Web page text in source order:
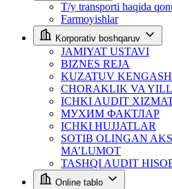
T/y transporti haqida
Farmoyishlar
Korporativ boshqaruv
JAMIYAT USTAVI
BIZNES REJA
KUZATUV
CHORAKLIK VA
ICHKI AUDIT
МУХИМ ФАКТЛАР
ICHKI HUJJATLAR
SOTIB OLINGAN
MA’LUMOT
TASHQI AUDIT
Online tablo